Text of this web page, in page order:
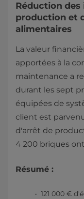
Réduction
production et
alimentaires
La valeur
apportées à la
maintenance a
durant les sept
équipées de
client est
d'arrêt de
4 200 briques
Résumé :
121 000 €